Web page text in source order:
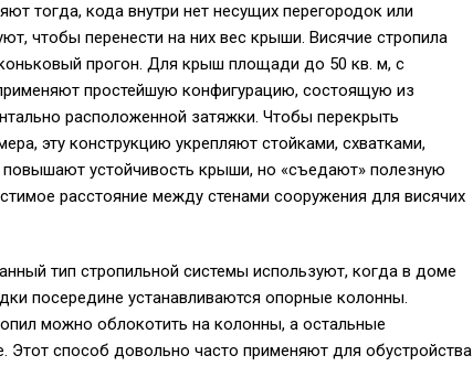
тогда, кода внутри нет несущих перегородок или
чтобы перенести на них вес крыши. Висячие стропила
прогон. Для крыш площади до 50 кв. м, с
простейшую конфигурацию, состоящую из
расположенной затяжки. Чтобы перекрыть
эту конструкцию укрепляют стойками, схватками,
устойчивость крыши, но «съедают» полезную
расстояние между стенами сооружения для висячих
тип стропильной системы используют, когда в доме
посередине устанавливаются опорные колонны.
можно облокотить на колонны, а остальные
Этот способ довольно часто применяют для обустройства